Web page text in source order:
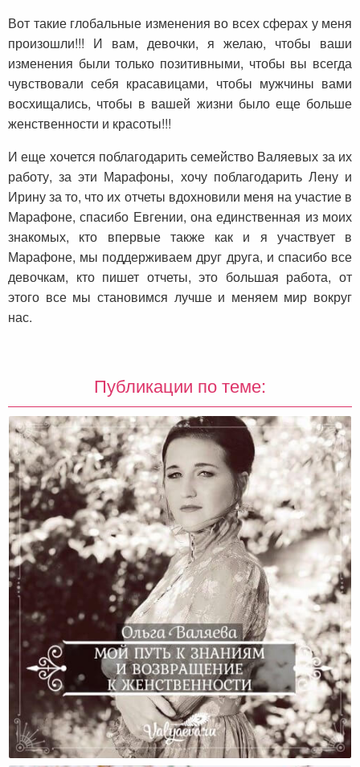
Вот такие глобальные изменения во всех сферах у меня
произошли!!! И вам, девочки, я желаю, чтобы ваши
изменения были только позитивными, чтобы вы всегда
чувствовали себя красавицами, чтобы мужчины вами
восхищались, чтобы в вашей жизни было еще больше
женственности и красоты!!!
И еще хочется поблагодарить семейство Валяевых за их
работу, за эти Марафоны, хочу поблагодарить Лену и
Ирину за то, что их отчеты вдохновили меня на участие в
Марафоне, спасибо Евгении, она единственная из моих
знакомых, кто впервые также как и я участвует в
Марафоне, мы поддерживаем друг друга, и спасибо все
девочкам, кто пишет отчеты, это большая работа, от
этого все мы становимся лучше и меняем мир вокруг
нас.
Публикации по теме:
Мой Путь К Знаниям И Возвращение К
Женственности